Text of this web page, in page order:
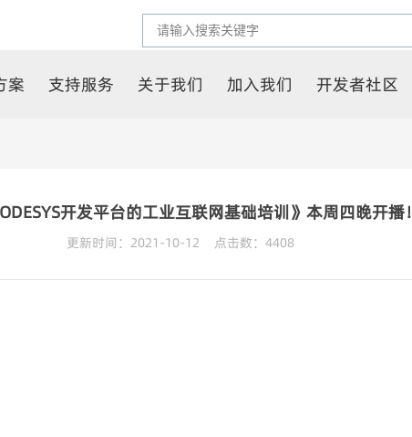
案 支持服务 关于我们 加入我们 开发者社区
开发平台的工业互联网基础培训》本周四晚开播！
更新时间：2021-10-12 点击数： 4408